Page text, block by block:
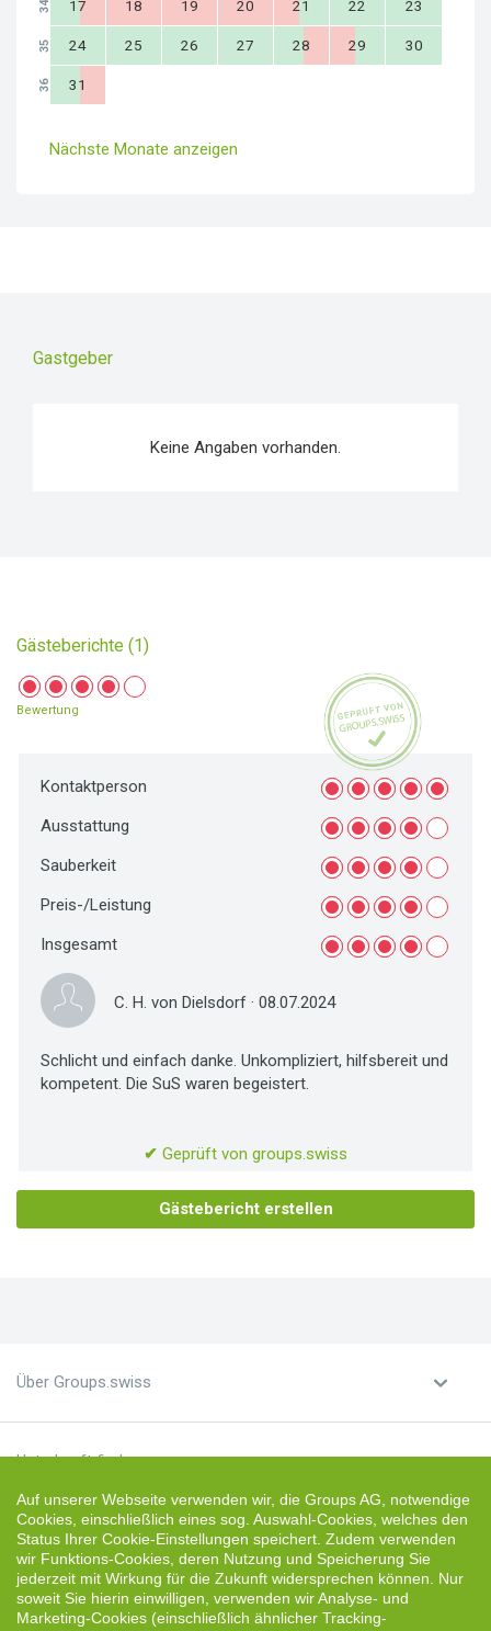
34 17 18 19 20 21 22 23
35 24 25 26 27 28 29 30
36 31
Nächste Monate anzeigen
Gastgeber
Keine Angaben vorhanden.
Gästeberichte (1)
Bewertung
Kontaktperson
Ausstattung
Sauberkeit
Preis-/Leistung
Insgesamt
C. H. von Dielsdorf · 08.07.2024
Schlicht und einfach danke. Unkompliziert, hilfsbereit und
kompetent. Die SuS waren begeistert.
✔ Geprüft von groups.swiss
Gästebericht erstellen
Über Groups.swiss
Unterkunft finden
Unterkunft vermieten
Auf unserer Webseite verwenden wir, die Groups AG, notwendige
Cookies, einschließlich eines sog. Auswahl-Cookies, welches den
Status Ihrer Cookie-Einstellungen speichert. Zudem verwenden
wir Funktions-Cookies, deren Nutzung und Speicherung Sie
jederzeit mit Wirkung für die Zukunft widersprechen können. Nur
soweit Sie hierin einwilligen, verwenden wir Analyse- und
Marketing-Cookies (einschließlich ähnlicher Tracking-